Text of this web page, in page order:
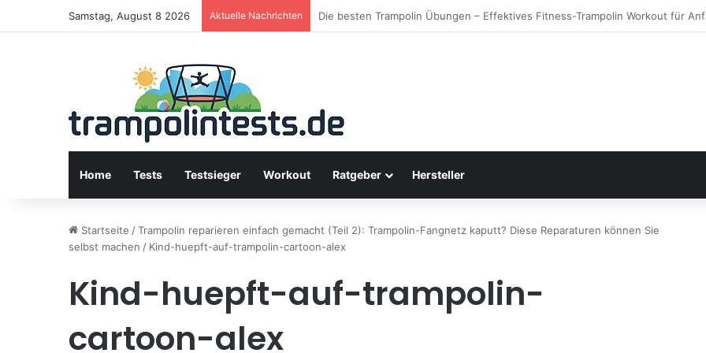
Samstag, August 8 2026 Aktuelle Nachrichten Stiftung Warentest testet Trampoline (05/25): Das sind die besten
Home Tests Testsieger Workout Ratgeber Hersteller
Startseite /Trampolin reparieren einfach gemacht (Teil 2): Trampolin-Fangnetz kaputt? Diese Reparaturen können Sie
selbst machen / Kind-huepft-auf-trampolin-cartoon-alex
Kind-huepft-auf-trampolin-
cartoon-alex